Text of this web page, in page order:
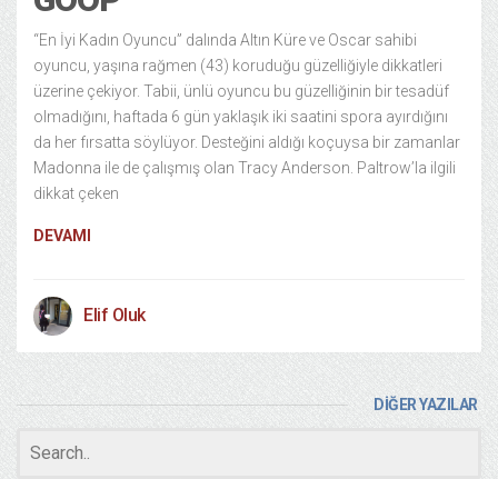
“En İyi Kadın Oyuncu” dalında Altın Küre ve Oscar sahibi
oyuncu, yaşına rağmen (43) koruduğu güzelliğiyle dikkatleri
üzerine çekiyor. Tabii, ünlü oyuncu bu güzelliğinin bir tesadüf
olmadığını, haftada 6 gün yaklaşık iki saatini spora ayırdığını
da her fırsatta söylüyor. Desteğini aldığı koçuysa bir zamanlar
Madonna ile de çalışmış olan Tracy Anderson. Paltrow’la ilgili
dikkat çeken
DEVAMI
Elif Oluk
DİĞER YAZILAR